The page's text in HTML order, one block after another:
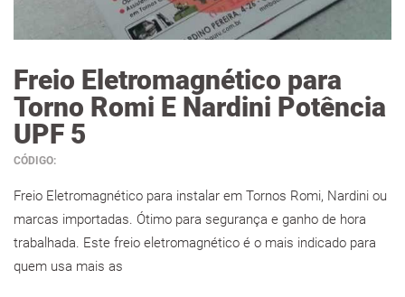
Freio Eletromagnético para
Torno Romi E Nardini Potência
UPF 5
CÓDIGO:
Freio Eletromagnético para instalar em Tornos Romi, Nardini ou
marcas importadas. Ótimo para segurança e ganho de hora
trabalhada. Este freio eletromagnético é o mais indicado para
quem usa mais as